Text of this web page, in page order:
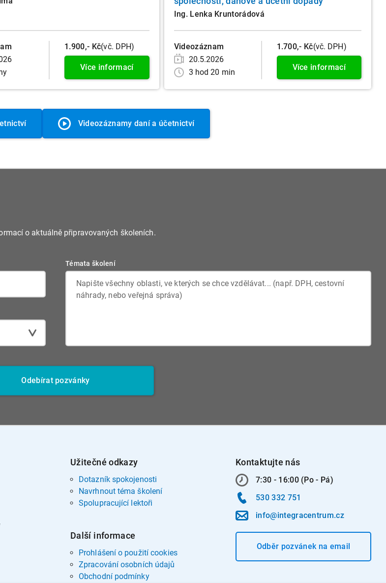
1.900,- Kč(vč. DPH)
Více informací
Ing. Lenka Kruntorádová
Videozáznam
20.5.2026
3 hod 20 min
1.700,- Kč(vč. DPH)
Více informací
Videozáznamy daní a účetnictví
o aktuálně připravovaných školeních.
Témata školení
Odebírat pozvánky
Užitečné odkazy
Dotazník spokojenosti
Navrhnout téma školení
Spolupracující lektoři
Další informace
Prohlášení o použití cookies
Zpracování osobních údajů
Obchodní podmínky
Kontaktujte nás
7:30 - 16:00 (Po - Pá)
530 332 751
info@integracentrum.cz
Odběr pozvánekna email